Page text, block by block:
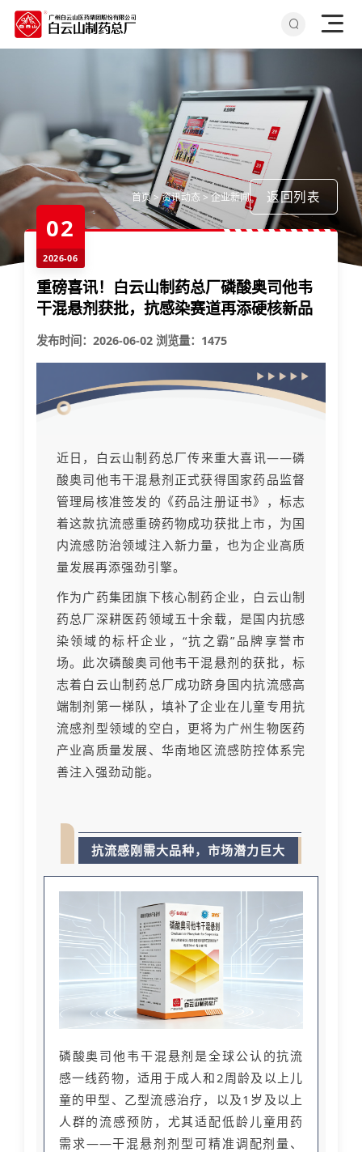
首页 > 资讯动态 >企业新闻 返回列表
02
2026-06
重磅喜讯！白云山制药总厂磷酸奥司他韦
干混悬剂获批，抗感染赛道再添硬核新品
发布时间：2026-06-02 浏览量：1475
近日，白云山制药总厂传来重大喜讯——磷
酸奥司他韦干混悬剂正式获得国家药品监督
管理局核准签发的《药品注册证书》，标志
着这款抗流感重磅药物成功获批上市，为国
内流感防治领域注入新力量，也为企业高质
量发展再添强劲引擎。
作为广药集团旗下核心制药企业，白云山制
药总厂深耕医药领域五十余载，是国内抗感
染领域的标杆企业，“抗之霸”品牌享誉市
场。此次磷酸奥司他韦干混悬剂的获批，标
志着白云山制药总厂成功跻身国内抗流感高
端制剂第一梯队，填补了企业在儿童专用抗
流感剂型领域的空白，更将为广州生物医药
产业高质量发展、华南地区流感防控体系完
善注入强劲动能。
抗流感刚需大品种，市场潜力巨大
磷酸奥司他韦干混悬剂是全球公认的抗流
感一线药物，适用于成人和2周龄及以上儿
童的甲型、乙型流感治疗，以及1岁及以上
人群的流感预防，尤其适配低龄儿童用药
需求——干混悬剂剂型可精准调配剂量、